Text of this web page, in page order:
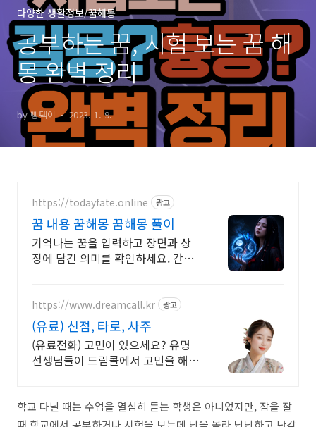
다양한 생활정보/꿈해몽
공부하는 꿈, 시험 보는 꿈 해
몽 완벽 정리
by 빵택이 2023. 1. 9.
https://todayfate.online 광고
꿈 내용 꿈해몽 꿈해몽 풀이
기억나는 꿈을 입력하고 장면과 상
징에 담긴 의미를 확인하세요. 간밤
https://www.dreamcall.kr 광고
(유료) 신점, 타로, 사주
(유료전화) 고민이 있으세요? 유명
선생님들이 드림콜에서 고민을 해결
학교 다닐 때는 수업을 열심히 듣는 학생은 아니었지만, 잠을 잘